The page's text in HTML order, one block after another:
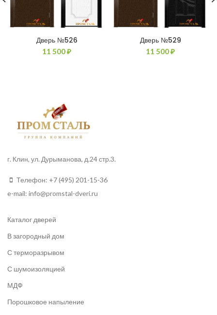
Дверь №526
11 500₽
Дверь №529
11 500₽
г. Клин, ул. Дурыманова, д.24 стр.3.
Телефон: +7 (495) 201-15-36
e-mail: info@promstal-dveri.ru
Каталог дверей
В загородный дом
С терморазрывом
С шумоизоляцией
МДФ
Порошковое напыление